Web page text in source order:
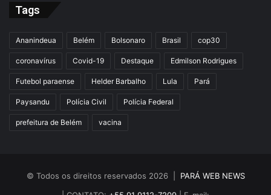
Tags
Ananindeua Belém Bolsonaro Brasil cop30
coronavírus Covid-19 Destaque Edmilson Rodrigues
Futebol paraense Helder Barbalho Lula Pará
Paysandu Polícia Civil Polícia Federal
prefeitura de Belém vacina
© Todos os direitos reservados 2026 | PARÁ WEB NEWS